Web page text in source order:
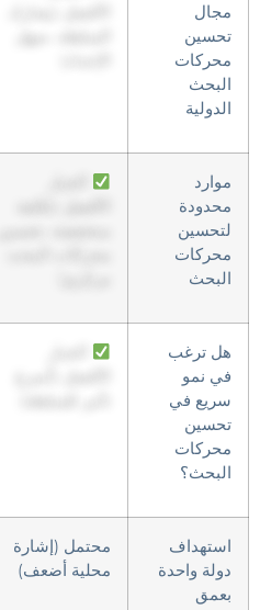
مجال
تحسين
محركات
البحث
الدولية
السلطة، سهل
موارد
محدودة
لتحسين
محركات
البحث
هل ترغب
في نمو
سريع في
تحسين
محركات
البحث؟
استهداف
دولة واحدة
بعمق
محتمل (إشارة
محلية أضعف)